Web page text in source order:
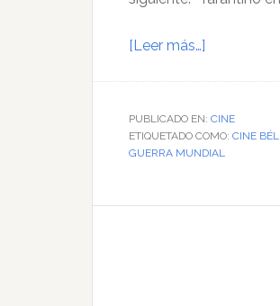
[Leer más…]
bastardos
de
Tarantino
PUBLICADO EN: CINE
ETIQUETADO COMO: CINE
GUERRA MUNDIAL